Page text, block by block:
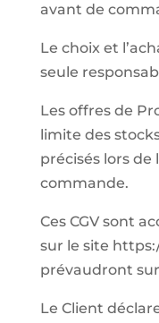
avant de
Le choix et
seule
Les offres de
limite des
précisés lors de
commande.
Ces CGV sont
sur le site
prévaudront
Le Client